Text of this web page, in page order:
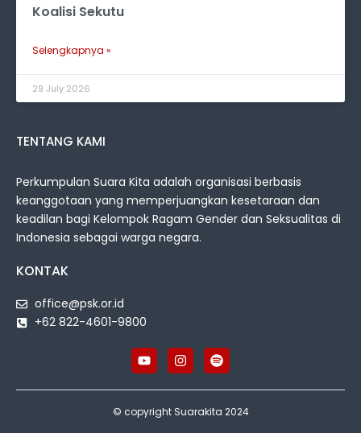
Koalisi Sekutu
Selengkapnya »
29 July 2026
TENTANG KAMI
Perkumpulan Suara Kita adalah organisasi berbasis
keanggotaan yang memperjuangkan kesetaraan dan
keadilan bagi Kelompok Ragam Gender dan Seksualitas di
Indonesia sebagai warga negara.
KONTAK
office@psk.or.id
+62 822-4601-9800
© copyright Suarakita 2024